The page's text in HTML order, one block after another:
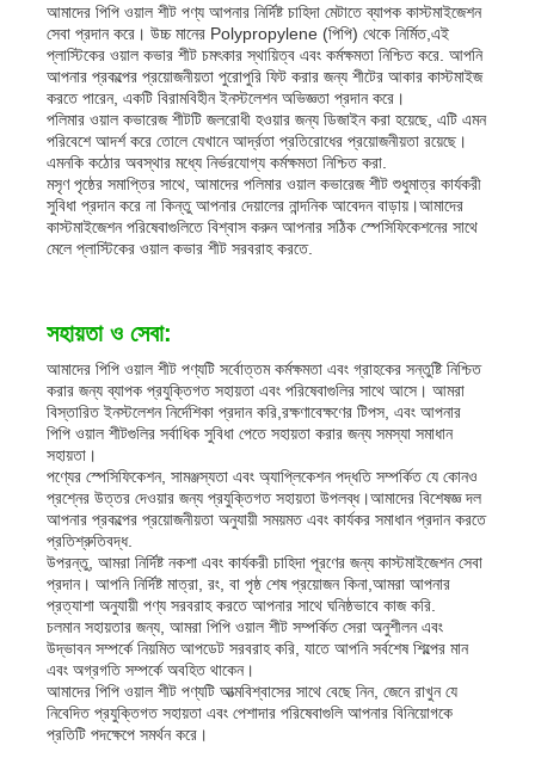
আমাদের পিপি ওয়াল শীট পণ্য আপনার নির্দিষ্ট চাহিদা মেটাতে ব্যাপক কাস্টমাইজেশন
সেবা প্রদান করে। উচ্চ মানের Polypropylene (পিপি) থেকে নির্মিত,এই
প্লাস্টিকের ওয়াল কভার শীট চমৎকার স্থায়িত্ব এবং কর্মক্ষমতা নিশ্চিত করে. আপনি
আপনার প্রকল্পের প্রয়োজনীয়তা পুরোপুরি ফিট করার জন্য শীটের আকার কাস্টমাইজ
করতে পারেন, একটি বিরামবিহীন ইনস্টলেশন অভিজ্ঞতা প্রদান করে।
পলিমার ওয়াল কভারেজ শীটটি জলরোধী হওয়ার জন্য ডিজাইন করা হয়েছে, এটি এমন
পরিবেশে আদর্শ করে তোলে যেখানে আর্দ্রতা প্রতিরোধের প্রয়োজনীয়তা রয়েছে।
এমনকি কঠোর অবস্থার মধ্যে নির্ভরযোগ্য কর্মক্ষমতা নিশ্চিত করা.
মসৃণ পৃষ্ঠের সমাপ্তির সাথে, আমাদের পলিমার ওয়াল কভারেজ শীট শুধুমাত্র কার্যকরী
সুবিধা প্রদান করে না কিন্তু আপনার দেয়ালের নান্দনিক আবেদন বাড়ায়।আমাদের
কাস্টমাইজেশন পরিষেবাগুলিতে বিশ্বাস করুন আপনার সঠিক স্পেসিফিকেশনের সাথে
মেলে প্লাস্টিকের ওয়াল কভার শীট সরবরাহ করতে.
সহায়তা ও সেবা:
আমাদের পিপি ওয়াল শীট পণ্যটি সর্বোত্তম কর্মক্ষমতা এবং গ্রাহকের সন্তুষ্টি নিশ্চিত
করার জন্য ব্যাপক প্রযুক্তিগত সহায়তা এবং পরিষেবাগুলির সাথে আসে। আমরা
বিস্তারিত ইনস্টলেশন নির্দেশিকা প্রদান করি,রক্ষণাবেক্ষণের টিপস, এবং আপনার
পিপি ওয়াল শীটগুলির সর্বাধিক সুবিধা পেতে সহায়তা করার জন্য সমস্যা সমাধান
সহায়তা।
পণ্যের স্পেসিফিকেশন, সামঞ্জস্যতা এবং অ্যাপ্লিকেশন পদ্ধতি সম্পর্কিত যে কোনও
প্রশ্নের উত্তর দেওয়ার জন্য প্রযুক্তিগত সহায়তা উপলব্ধ।আমাদের বিশেষজ্ঞ দল
আপনার প্রকল্পের প্রয়োজনীয়তা অনুযায়ী সময়মত এবং কার্যকর সমাধান প্রদান করতে
প্রতিশ্রুতিবদ্ধ.
উপরন্তু, আমরা নির্দিষ্ট নকশা এবং কার্যকরী চাহিদা পূরণের জন্য কাস্টমাইজেশন সেবা
প্রদান। আপনি নির্দিষ্ট মাত্রা, রং, বা পৃষ্ঠ শেষ প্রয়োজন কিনা,আমরা আপনার
প্রত্যাশা অনুযায়ী পণ্য সরবরাহ করতে আপনার সাথে ঘনিষ্ঠভাবে কাজ করি.
চলমান সহায়তার জন্য, আমরা পিপি ওয়াল শীট সম্পর্কিত সেরা অনুশীলন এবং
উদ্ভাবন সম্পর্কে নিয়মিত আপডেট সরবরাহ করি, যাতে আপনি সর্বশেষ শিল্পের মান
এবং অগ্রগতি সম্পর্কে অবহিত থাকেন।
আমাদের পিপি ওয়াল শীট পণ্যটি আত্মবিশ্বাসের সাথে বেছে নিন, জেনে রাখুন যে
নিবেদিত প্রযুক্তিগত সহায়তা এবং পেশাদার পরিষেবাগুলি আপনার বিনিয়োগকে
প্রতিটি পদক্ষেপে সমর্থন করে।